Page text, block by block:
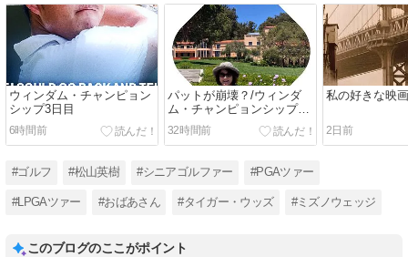
ウィンダム・チャンピョン
シップ3日目
6時間前
パットが崩壊？/ウィンダ
ム・チャンピョンシップ2
日目
32時間前
私の好きな映
2日前
#ゴルフ #松山英樹 #シニアゴルファー #PGAツァー
#LPGAツァー #おばあさん #タイガー・ウッズ #ミズノウェッジ
このブログのここがポイント